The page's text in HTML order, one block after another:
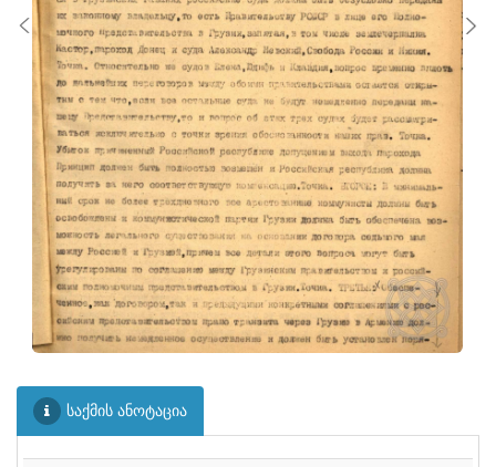
ᲤᲐᲘᲚᲘ 28
ᲤᲐᲘᲚᲘ 29
ᲤᲐᲘᲚᲘ
ᲤᲐᲘᲚᲘ 31
ᲤᲐᲘᲚᲘ 32
ᲤᲐᲘᲚᲘ
ᲤᲐᲘᲚᲘ 34
ᲤᲐᲘᲚᲘ 35
საქმის ანოტაცია